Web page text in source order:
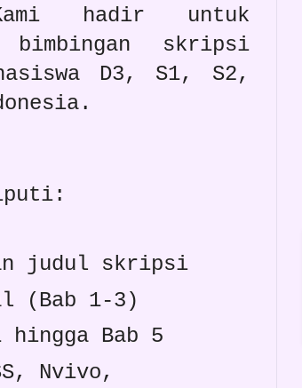
hadir untuk
bimbingan skripsi
D3, S1, S2,
judul skripsi
(Bab 1-3)
hingga Bab 5
Nvivo,